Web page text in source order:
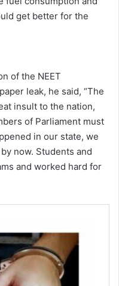
get better for the
of the NEET
leak, he said, “The
insult to the nation,
of Parliament must
in our state, we
now. Students and
and worked hard for